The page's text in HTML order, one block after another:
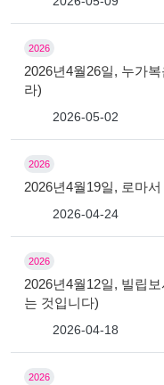
2026
2026년4월26일, 누가
라)
2026-05-02
2026
2026년4월19일, 로마
2026-04-24
2026
2026년4월12일, 빌립
는 것입니다)
2026-04-18
2026